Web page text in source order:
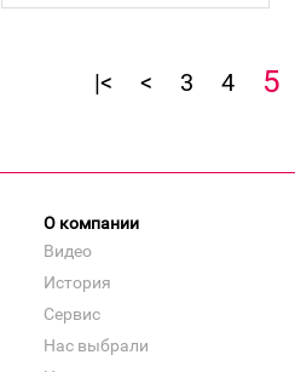
|< < 3 4 5
О компании
Видео
История
Сервис
Нас выбрали